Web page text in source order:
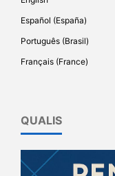
Español (España)
Português (Brasil)
Français (France)
QUALIS